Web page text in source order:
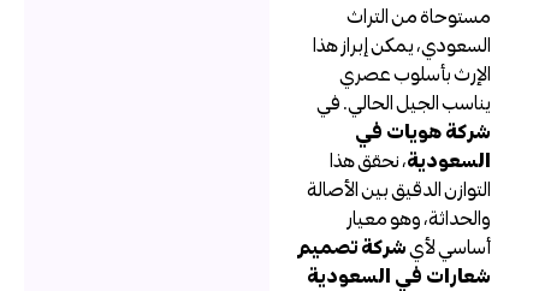
مستوحاة من التراث
السعودي، يمكن إبراز هذا
الإرث بأسلوب عصري
يناسب الجيل الحالي. في
شركة هويات في
السعودية، نحقق هذا
التوازن الدقيق بين الأصالة
والحداثة، وهو معيار
أساسي لأيشركة تصميم
شعارات في السعودية